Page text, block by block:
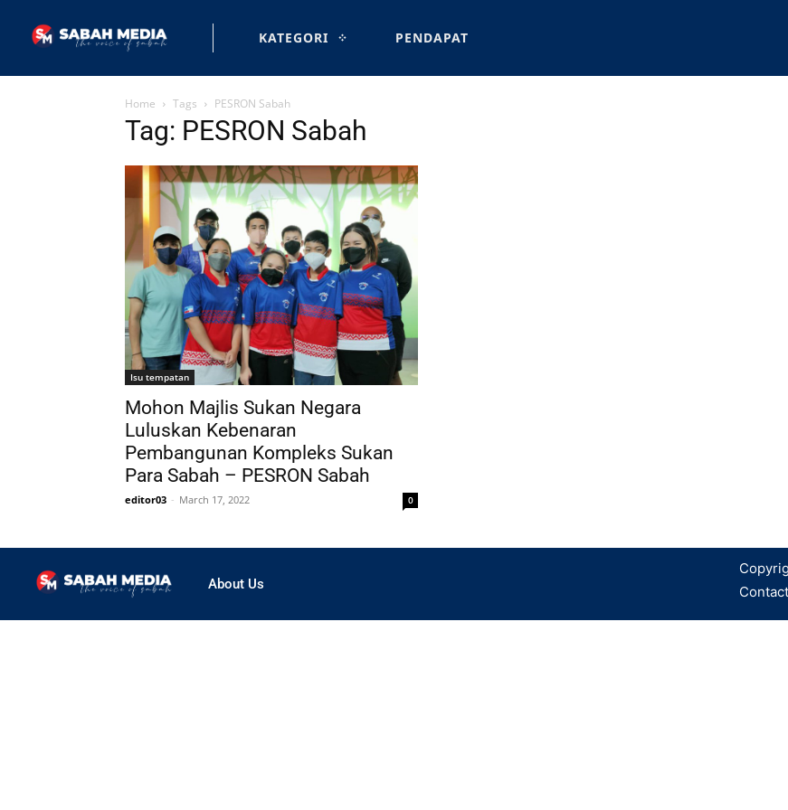
KATEGORI PENDAPAT
Home Tags PESRON Sabah
Tag: PESRON Sabah
Isu tempatan
Mohon Majlis Sukan Negara
Luluskan Kebenaran
Pembangunan Kompleks Sukan
Para Sabah – PESRON Sabah
editor03 - March 17, 2022 0
About Us